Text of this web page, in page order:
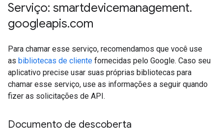
Serviço: smartdevicemanagement.
googleapis.com
Para chamar esse serviço, recomendamos que você use
as bibliotecas de cliente fornecidas pelo Google. Caso seu
aplicativo precise usar suas próprias bibliotecas para
chamar esse serviço, use as informações a seguir quando
fizer as solicitações de API.
Documento de descoberta